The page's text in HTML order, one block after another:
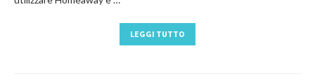
LEGGI TUTTO